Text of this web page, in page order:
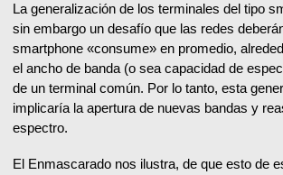
La generalización de los terminales del tipo
sin embargo un desafío que las redes
smartphone «consume» en promedio,
el ancho de banda (o sea capacidad de
de un terminal común. Por lo tanto, esta
implicaría la apertura de nuevas bandas y
espectro.
El Enmascarado nos ilustra, de que esto de